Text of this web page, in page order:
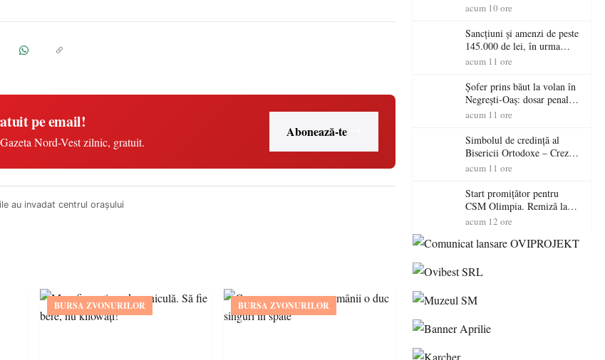
pe email!
Nord-Vest zilnic, gratuit.
Abonează-te
au invadat centrul orașului
BURSA ZVONURILOR BURSA ZVONURILOR
acum 10 ore
Sancțiuni și amenzi de peste
145.000 de lei, în urma
acțiunilor polițiștilor
acum 11 ore
Șofer prins băut la volan în
Negrești-Oaș: dosar penal
după un control al
acum 11 ore
Simbolul de credinţă al
Bisericii Ortodoxe – Crezul
(3)
acum 11 ore
Start promițător pentru
CSM Olimpia. Remiză la
Dumbrăvița în debutul
acum 12 ore